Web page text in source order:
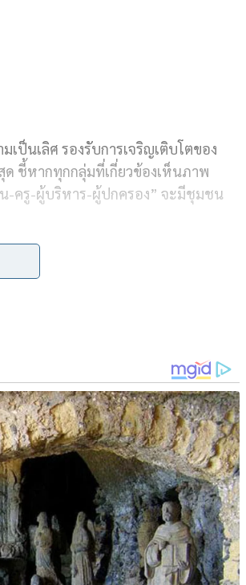
เป็นเลิศ รองรับการเจริญเติบโตของ
ด ชี้หากทุกกลุ่มที่เกี่ยวข้องเห็นภาพ
-ครู-ผู้บริหาร-ผู้ปกครอง” จะมีชุมชน
รีอย่างเป็นทางการนอกสถานที่ ครั้งที่
าร นายสุเทพ แก่งสันเทียะ เลขาธิการ
รมการการศึกษาขั้นพื้นฐาน ผู้บริหาร
บริหารสถานศึกษา คณะครู และนักเรียน
ภูเก็ต
ำคัญกับการยกระดับการอาชีวศึกษา โดย
บาดของ COVID-19 ส่งผลให้
นาประเทศ ด้วยการยกระดับและสร้าง
รศึกษาขั้นพื้นฐานกับการอาชีวศึกษา